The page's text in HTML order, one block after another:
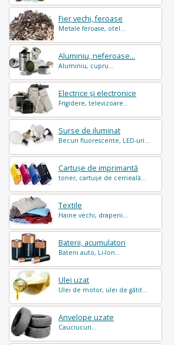
Fier vechi, feroase
Metale feroase, otel...
Aluminiu, neferoase...
Aluminiu, cupru...
Electrice și electronice
Frigidere, televizoare...
Surse de iluminat
Becuri fluorescente, LED-uri...
Cartușe de imprimantă
toner, cartușe de cerneală...
Textile
Haine vechi, draperii...
Baterii, acumulatori
Baterii auto, Li-Ion...
Ulei uzat
Ulei de motor, ulei de gătit...
Anvelope uzate
Cauciucuri...